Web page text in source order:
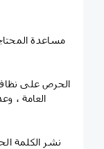
العامة ،